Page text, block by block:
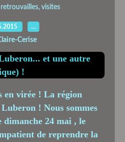
visites
…
Cerise
en virée ! La région
! Nous sommes
dimanche 24 mai , le
de reprendre la